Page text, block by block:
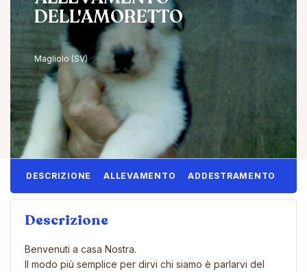
DELL'AMORETTO
Magliolo (SV)
DESCRIZIONE ALLEVAMENTO ADDESTRAMENTO
Descrizione
Benvenuti a casa Nostra.
Il modo più semplice per dirvi chi siamo è parlarvi del